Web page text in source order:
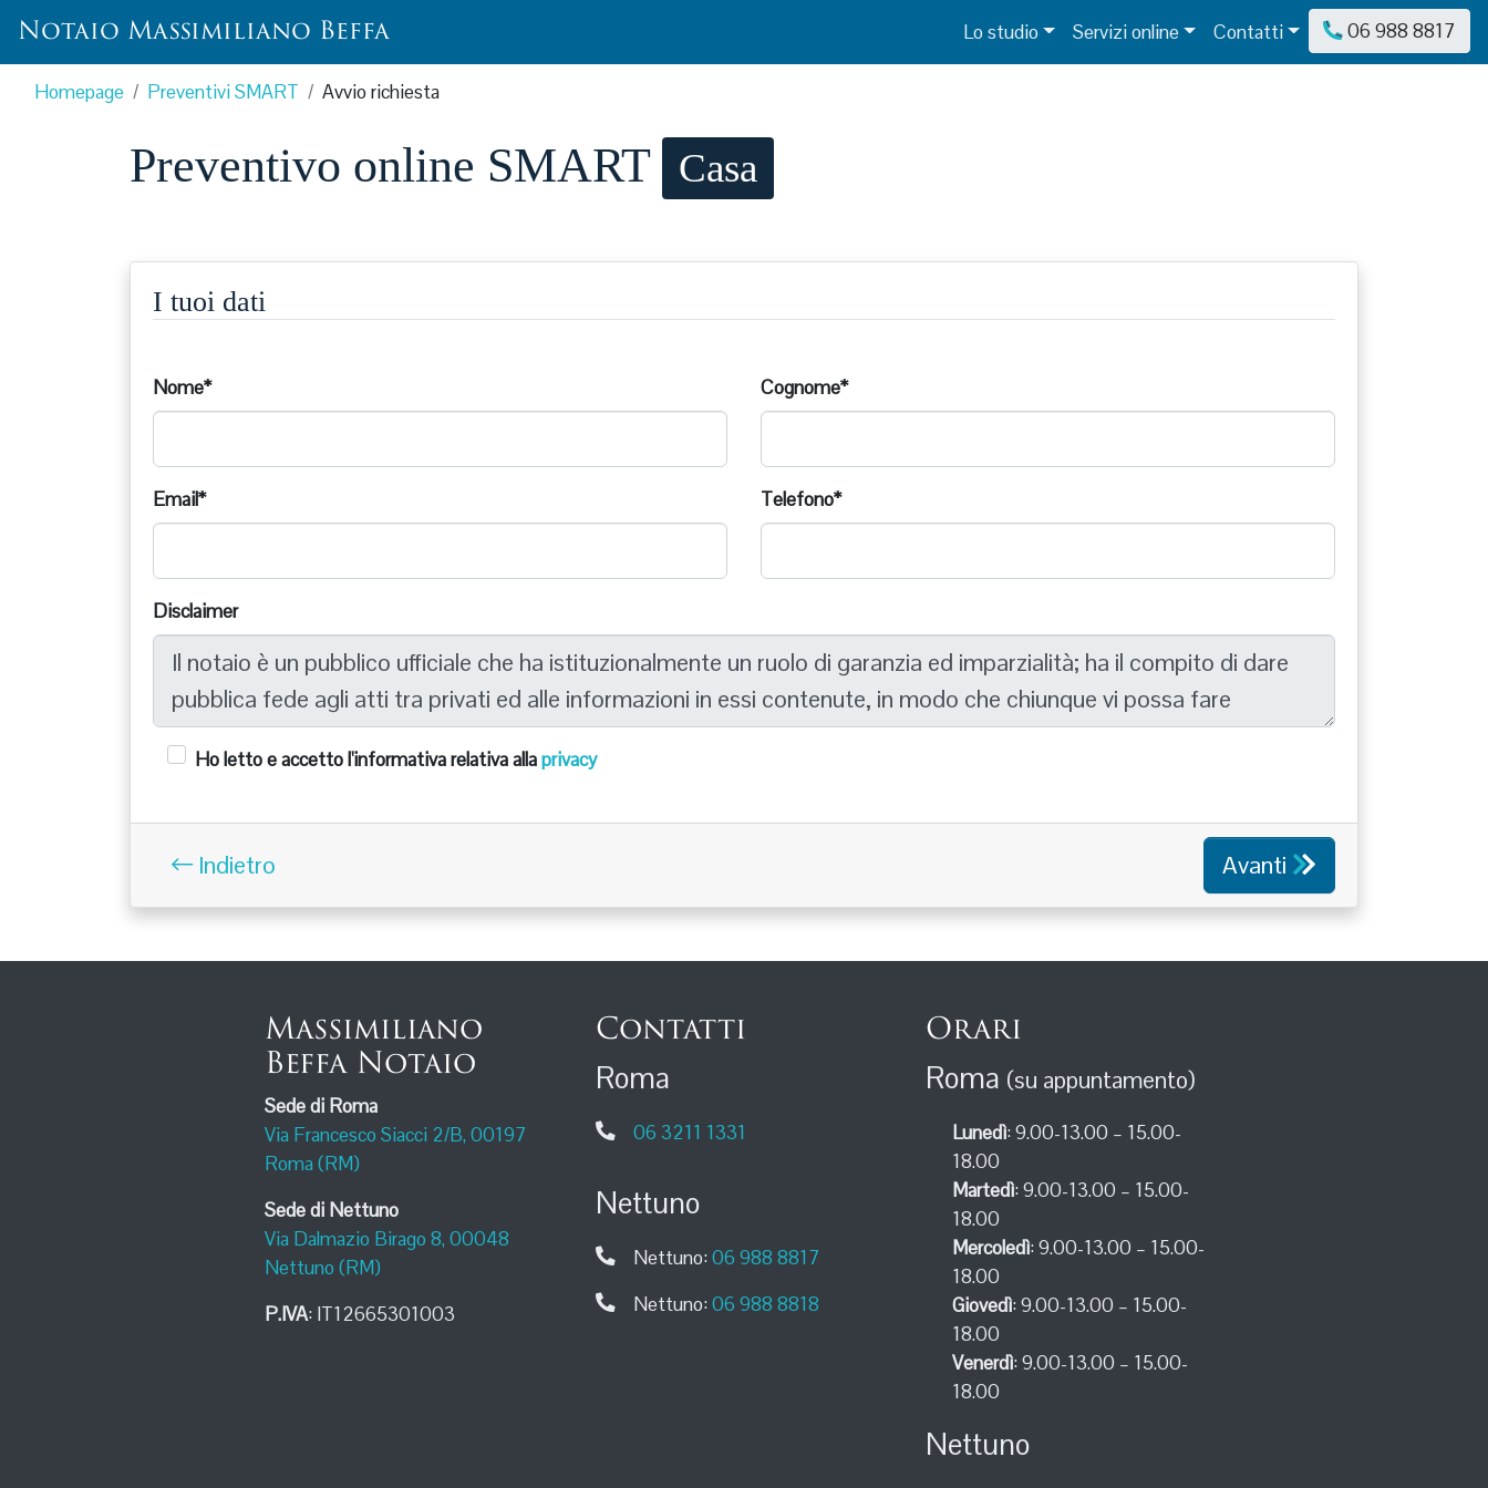
Notaio Massimiliano Beffa Lo studio Servizi online Contatti 06 988 8817
Homepage Preventivi SMART Avvio richiesta
Preventivo online SMART Casa
I tuoi dati
Nome* Cognome*
Email* Telefono*
Disclaimer
Ho letto e accetto l'informativa relativa allaprivacy
Avanti
Indietro
Massimiliano
Beffa Notaio
Sede di Roma
Via Francesco Siacci 2/B, 00197
Roma (RM)
Sede di Nettuno
Via Dalmazio Birago 8, 00048
Nettuno (RM)
P.IVA: IT12665301003
Contatti
Roma
06 3211 1331
Nettuno
Nettuno:06 988 8817
Nettuno:06 988 8818
Orari
Roma (su appuntamento)
Lunedì: 9.00-13.00 – 15.00-
18.00
Martedì: 9.00-13.00 – 15.00-
18.00
Mercoledì: 9.00-13.00 – 15.00-
18.00
Giovedì: 9.00-13.00 – 15.00-
18.00
Venerdì: 9.00-13.00 – 15.00-
18.00
Nettuno